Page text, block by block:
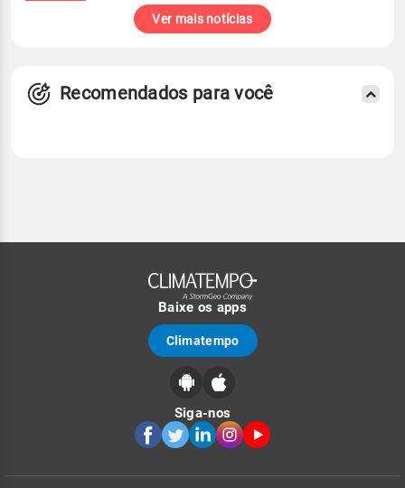
Ver mais notícias
Recomendados para você
Baixe os apps
Climatempo
Siga-nos